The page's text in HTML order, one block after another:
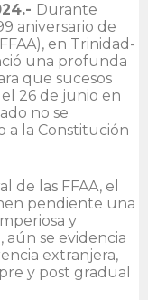
Durante
aniversario de
en Trinidad-
una profunda
que sucesos
26 de junio en
no se
a la Constitución
de las FFAA, el
pendiente una
y
aún se evidencia
extranjera,
y post gradual